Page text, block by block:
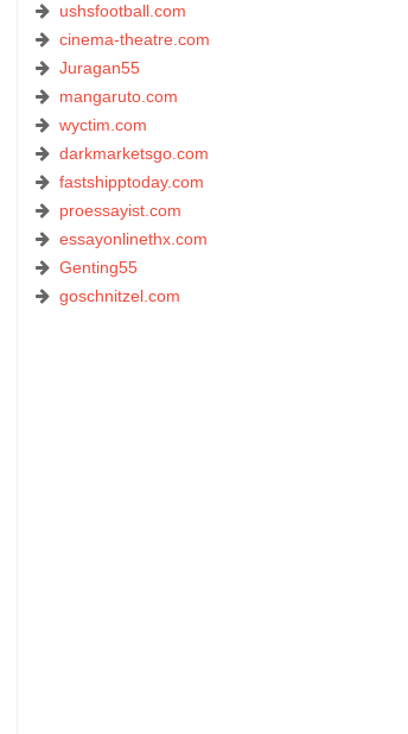
ushsfootball.com
cinema-theatre.com
Juragan55
mangaruto.com
wyctim.com
darkmarketsgo.com
fastshipptoday.com
proessayist.com
essayonlinethx.com
Genting55
goschnitzel.com